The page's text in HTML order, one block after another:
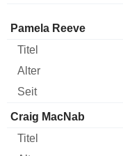
Verwaltungsratsmitglied
Pamela Reeve
Craig MacNab